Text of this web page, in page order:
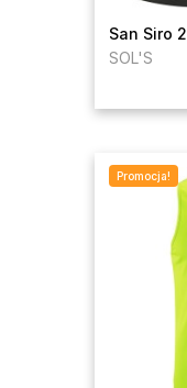
San Siro 2
SOL'S
Promocja!